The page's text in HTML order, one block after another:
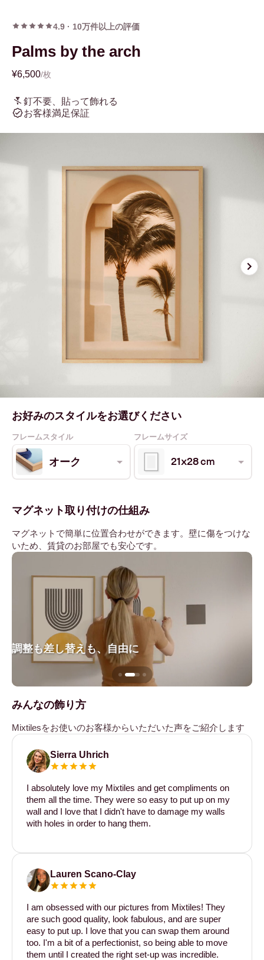
4.9 · 10万件以上の評価
Palms by the arch
¥6,500/枚
釘不要、貼って飾れる
お客様満足保証
お好みのスタイルをお選びください
フレームスタイル フレームサイズ
オーク 21x28 cm
マグネット取り付けの仕組み
マグネットで簡単に位置合わせができます。壁に傷をつけな
いため、賃貸のお部屋でも安心です。
調整も差し替えも、自由に
みんなの飾り方
Mixtilesをお使いのお客様からいただいた声をご紹介します
Sierra Uhrich
I absolutely love my Mixtiles and get compliments on
them all the time. They were so easy to put up on my
wall and I love that I didn't have to damage my walls
with holes in order to hang them.
Lauren Scano-Clay
I am obsessed with our pictures from Mixtiles! They
are such good quality, look fabulous, and are super
easy to put up. I love that you can swap them around
too. I'm a bit of a perfectionist, so being able to move
them until I created the right set-up was incredible.